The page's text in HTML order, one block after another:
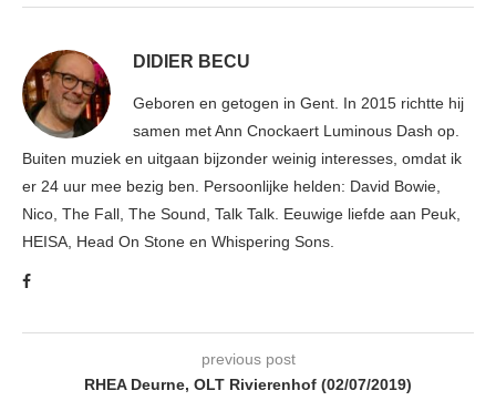
DIDIER BECU
Geboren en getogen in Gent. In 2015 richtte hij
samen met Ann Cnockaert Luminous Dash op.
Buiten muziek en uitgaan bijzonder weinig interesses, omdat ik
er 24 uur mee bezig ben. Persoonlijke helden: David Bowie,
Nico, The Fall, The Sound, Talk Talk. Eeuwige liefde aan Peuk,
HEISA, Head On Stone en Whispering Sons.
previous post
RHEA Deurne, OLT Rivierenhof (02/07/2019)